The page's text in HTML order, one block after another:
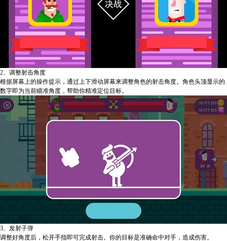
2、调整射击角度
根据屏幕上的操作提示，通过上下滑动屏幕来调整角色的射击角度。角色头顶显示的
数字即为当前瞄准角度，帮助你精准定位目标。
3、发射子弹
调整好角度后，松开手指即可完成射击。你的目标是准确命中对手，造成伤害。